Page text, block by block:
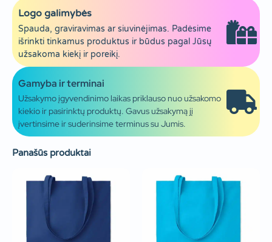
Logo galimybės
Spauda, graviravimas ar siuvinėjimas. Padėsime
išrinkti tinkamus produktus ir būdus pagal Jūsų
užsakoma kiekį ir poreikį.
Gamyba ir terminai
Užsakymo įgyvendinimo laikas priklauso nuo užsakomo
kiekio ir pasirinktų produktų. Gavus užsakymą jį
įvertinsime ir suderinsime terminus su Jumis.
Panašūs produktai